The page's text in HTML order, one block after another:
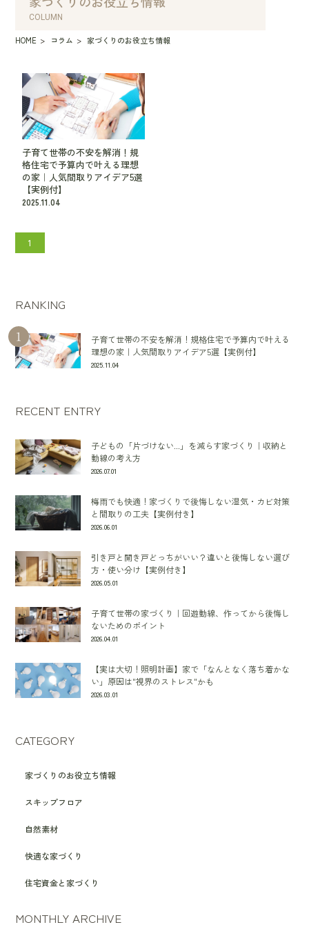
COLUMN
HOME コラム 家づくりのお役立ち情報
子育て世帯の不安を解消！規
格住宅で予算内で叶える理想
の家｜人気間取りアイデア5選
【実例付】
2025.11.04
1
RANKING
子育て世帯の不安を解消！規格住宅で予算内で叶える
理想の家｜人気間取りアイデア5選【実例付】
2025.11.04
RECENT ENTRY
子どもの「片づけない...」を減らす家づくり｜収納と
動線の考え方
2026.07.01
梅雨でも快適！家づくりで後悔しない湿気・カビ対策
と間取りの工夫【実例付き】
2026.06.01
引き戸と開き戸どっちがいい？違いと後悔しない選び
方・使い分け【実例付き】
2026.05.01
子育て世帯の家づくり｜回遊動線、作ってから後悔し
ないためのポイント
2026.04.01
【実は大切！照明計画】家で「なんとなく落ち着かな
い」原因は"視界のストレス"かも
2026.03.01
CATEGORY
家づくりのお役立ち情報
スキップフロア
自然素材
快適な家づくり
住宅資金と家づくり
MONTHLY ARCHIVE